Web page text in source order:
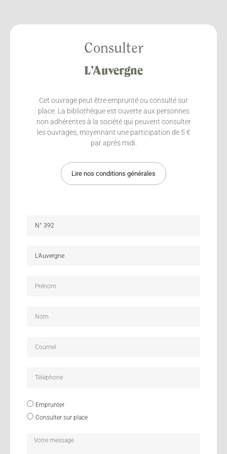
Consulter
L’Auvergne
Cet ouvrage peut être emprunté ou consulté sur
place. La bibliothèque est ouverte aux personnes
non adhérentes à la société qui peuvent consulter
les ouvrages, moyennant une participation de 5 €
par après midi.
Lire nos conditions générales
Emprunter
Consulter sur place